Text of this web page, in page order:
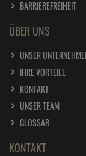
BARRIEREFREIHEIT
ÜBER UNS
UNSER
IHRE VORTEILE
KONTAKT
UNSER TEAM
GLOSSAR
KONTAKT